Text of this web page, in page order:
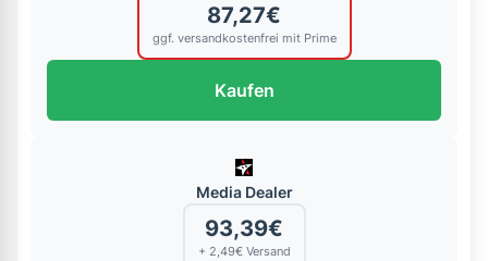
87,27€
ggf. versandkostenfrei mit Prime
Kaufen
Media Dealer
93,39€
+ 2,49€ Versand